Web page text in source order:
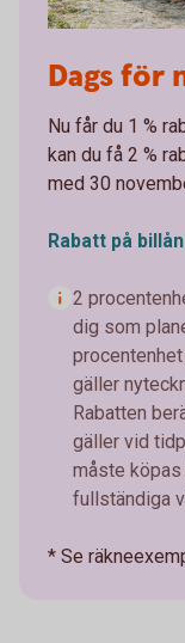
Dags för
Nu får du 1 %
kan du få 2 %
med 30
Rabatt på billån
2
dig som
gäller
Rabatten
gäller vid
måste köpas
fullständiga
* Se